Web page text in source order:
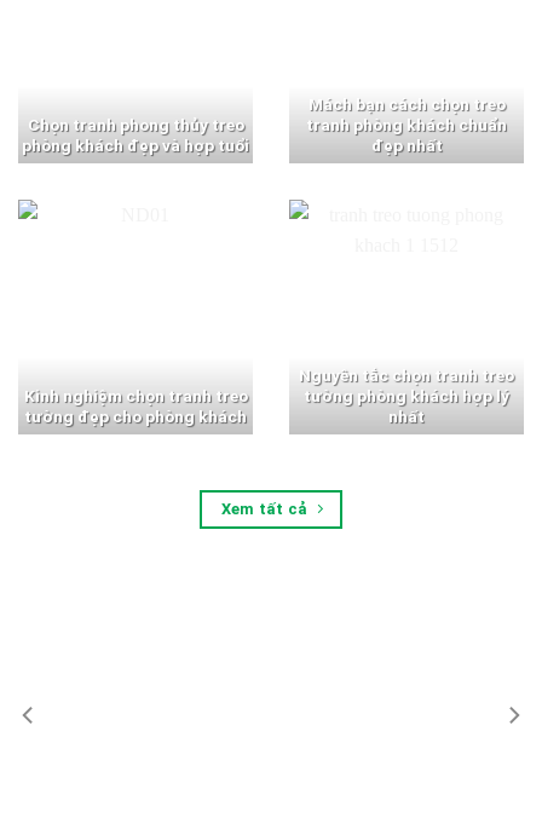
Chọn tranh phong thủy treo
phòng khách đẹp và hợp tuổi
Mách bạn cách chọn treo
tranh phòng khách chuẩn
đẹp nhất
Kinh nghiệm chọn tranh treo
tường đẹp cho phòng khách
Nguyên tắc chọn tranh treo
tường phòng khách hợp lý
nhất
Xem tất cả